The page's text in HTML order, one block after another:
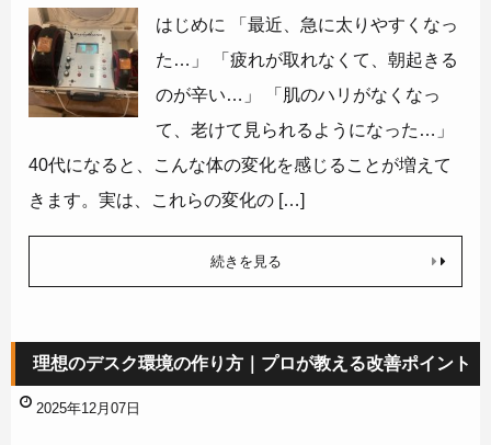
はじめに 「最近、急に太りやすくなっ
た…」 「疲れが取れなくて、朝起きる
のが辛い…」 「肌のハリがなくなっ
て、老けて見られるようになった…」
40代になると、こんな体の変化を感じることが増えて
きます。実は、これらの変化の […]
続きを見る
理想のデスク環境の作り方｜プロが教える改善ポイント
2025年12月07日